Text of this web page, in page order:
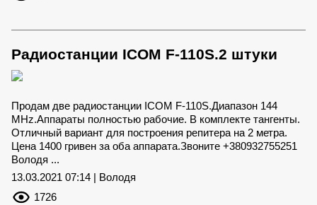
Радиостанции ICOM F-110S.2 штуки
Продам две радиостанции ICOM F-110S.Диапазон 144
MHz.Аппараты полностью рабочие. В комплекте тангенты.
Отличный вариант для построения репитера на 2 метра.
Цена 1400 гривен за оба аппарата.Звоните +380932755251
Володя ...
13.03.2021 07:14 | Володя
1726